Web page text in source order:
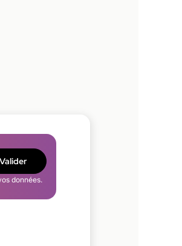
Valider
données.